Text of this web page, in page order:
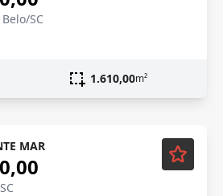
SC
1.610,00m²
Em Construção
MAR